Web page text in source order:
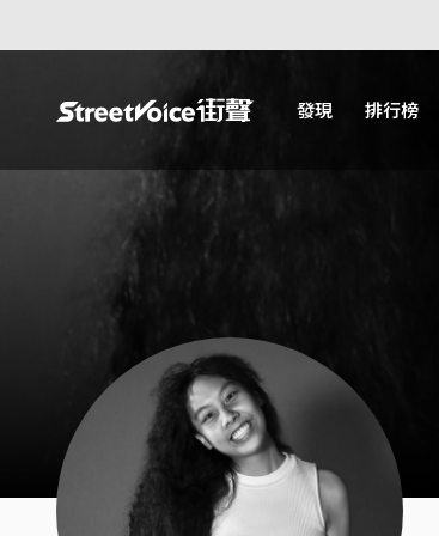
發現 排行榜